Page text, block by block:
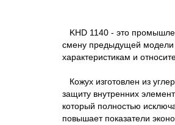
KHD 1140 - это
смену предыдущей модели
характеристикам и
Кожух изготовлен из
защиту внутренних
который полностью
повышает показатели